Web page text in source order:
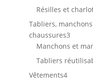
Résilles et
Tabliers,
chaussures33
Manchons et
Tabliers
Vêtements44